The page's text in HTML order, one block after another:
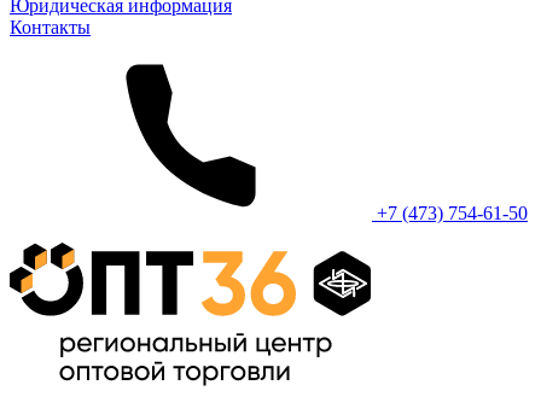
Юридическая информация
Контакты
+7 (473) 754-61-50